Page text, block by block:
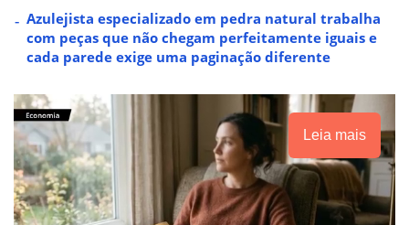
Azulejista especializado em pedra natural trabalha
com peças que não chegam perfeitamente iguais e
cada parede exige uma paginação diferente
Leia mais